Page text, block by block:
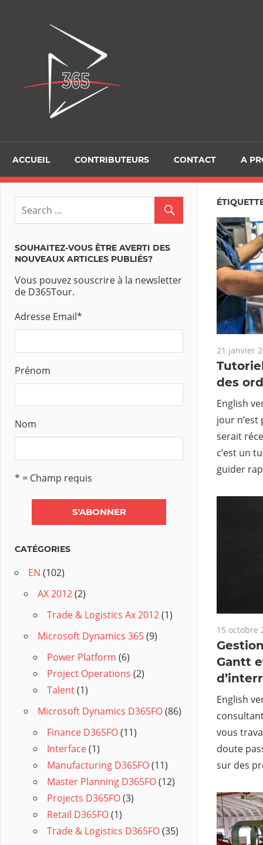
ACCUEIL CONTRIBUTEURS CONTACT A
21 janvier
des
English
jour
serait
c’est un
guider
15 octobre
Gantt
English
vous
doute
sur des
SOUHAITEZ-VOUS ÊTRE AVERTI DES
NOUVEAUX ARTICLES PUBLIÉS?
Vous pouvez souscrire à la newsletter
de D365Tour.
Adresse Email*
Prénom
Nom
* = Champ requis
CATÉGORIES
EN (102)
AX 2012(2)
Trade & Logistics Ax 2012(1)
Microsoft Dynamics 365(9)
Power Platform (6)
Project Operations (2)
Talent(1)
Microsoft Dynamics D365FO(86)
Finance D365FO(11)
Interface(1)
Manufacturing D365FO(11)
Master Planning D365FO(12)
Projects D365FO(3)
Retail D365FO(1)
Trade & Logistics D365FO(35)